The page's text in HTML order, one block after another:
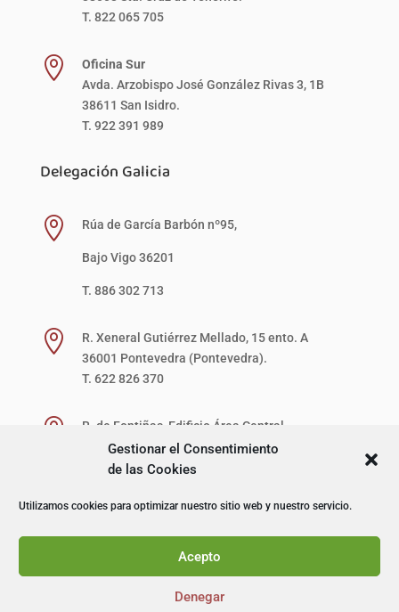
Gestionar el Consentimiento
de las Cookies
Utilizamos cookies para optimizar nuestro sitio web y nuestro servicio.
Acepto
Denegar
T. 822 065 705

Oficina Sur
Avda. Arzobispo José González Rivas 3, 1B
38611 San Isidro.
T. 922 391 989
Delegación Galicia
 Rúa de García Barbón nº95,
Bajo Vigo 36201
T. 886 302 713

R. Xeneral Gutiérrez Mellado, 15 ento. A
36001 Pontevedra (Pontevedra).
T. 622 826 370

R. de Fontiñas, Edificio Área Central,
1ª Planta, Local 27-D (zona verde)
15707 Santiago de Compostela (A Coruña).